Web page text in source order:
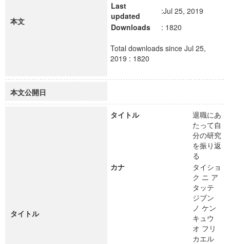
本文
Last
updated
:Jul 25, 2019
Downloads
: 1820
Total downloads since Jul 25,
2019 : 1820
本文公開日
タイトル
タイトル
退職にあ
たって自
分の研究
を振り返
る
カナ
タイショ
ク ニ ア
タッテ
ジブン
ノ ケン
キュウ
オ フリ
カエル